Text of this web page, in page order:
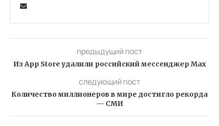
предыдущий пост
Из App Store удалили российский мессенджер Max
следующий пост
Количество миллионеров в мире достигло рекорда
— СМИ